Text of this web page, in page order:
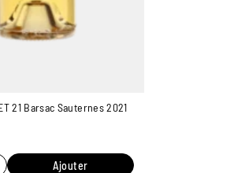
21 Barsac Sauternes 2021
Ajouter